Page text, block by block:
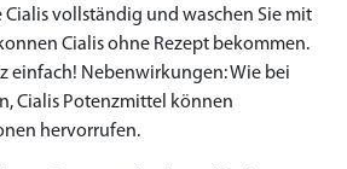
Cialis vollständig und waschen Sie mit
Cialis ohne Rezept bekommen.
einfach! Nebenwirkungen: Wie bei
Cialis Potenzmittel können
hervorrufen.